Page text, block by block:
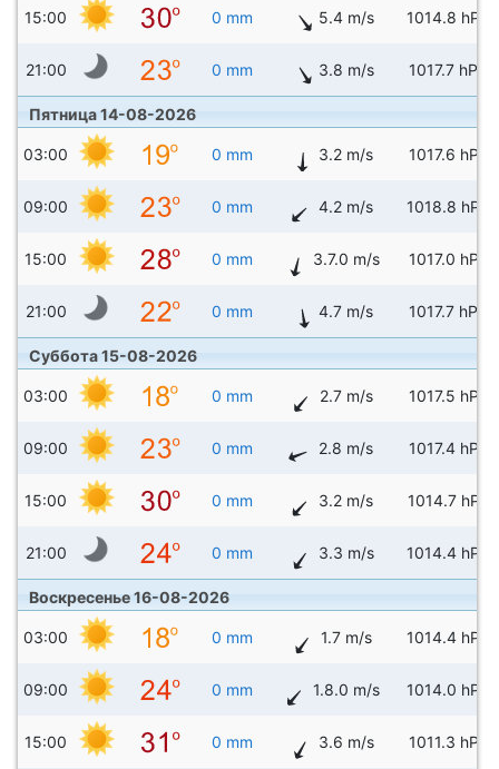
15:00 0 mm 5.4 m/s 1014.8 hPa
21:00 0 mm 3.8 m/s 1017.7 hPa
Пятница 14-08-2026
03:00 0 mm 3.2 m/s 1017.6 hPa
09:00 0 mm 4.2 m/s 1018.8 hPa
15:00 0 mm 3.7.0 m/s 1017.0 hPa
21:00 0 mm 4.7 m/s 1017.7 hPa
Суббота 15-08-2026
03:00 0 mm 2.7 m/s 1017.5 hPa
09:00 0 mm 2.8 m/s 1017.4 hPa
15:00 0 mm 3.2 m/s 1014.7 hPa
21:00 0 mm 3.3 m/s 1014.4 hPa
Воскресенье 16-08-2026
03:00 0 mm 1.7 m/s 1014.4 hPa
09:00 0 mm 1.8.0 m/s 1014.0 hPa
15:00 0 mm 3.6 m/s 1011.3 hPa